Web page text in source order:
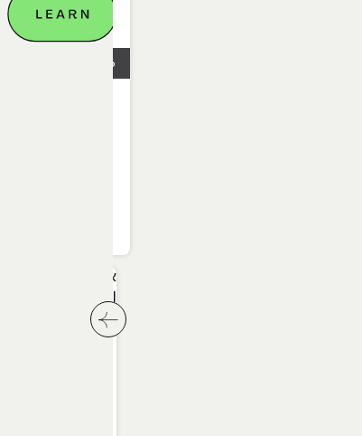
16.02.2026
איך נראה יום
UX/UI בארגון או סטארטאפ?
לחץ לשיקופית